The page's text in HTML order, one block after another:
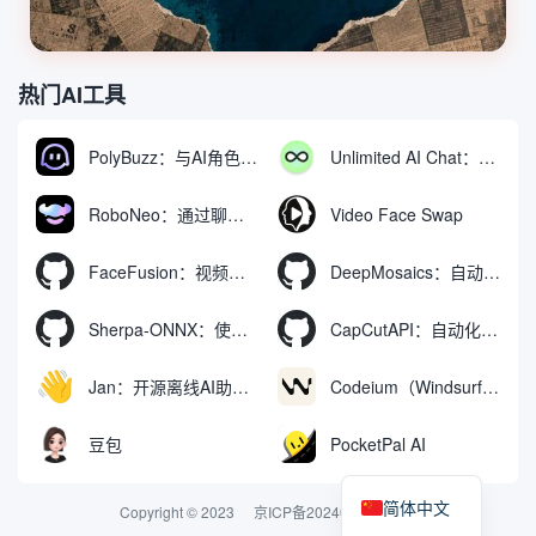
热门AI工具
PolyBuzz：与AI角色互动的免费聊天与角色扮演平台 Unlimited AI Chat：免费无限制的AI聊天工具
RoboNeo：通过聊天生成和编辑视频与图像的AI工具 Video Face Swap
FaceFusion：视频换脸增强工具|语音同步视频嘴型动作 DeepMosaics：自动去除图像和视频中的马赛克，或向其添加马赛克
Sherpa-ONNX：使用ONNXRuntime实现离线语音识别和合成 CapCutAPI：自动化控制CapCut视频剪辑的开源工具
Jan：开源离线AI助手，ChatGPT 替代品，运行本地AI模型或连接云端AI Codeium（Windsurf Editor）：免费的AI代码补全与聊天工具，Windsurf以对话方式编写完整项目代码
豆包 PocketPal AI
Copyright © 2023 京ICP备2024074324号-2简体中文